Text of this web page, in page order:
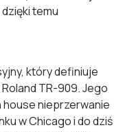
temu
który definiuje
TR-909. Jego
house nieprzerwanie
w Chicago i do dziś